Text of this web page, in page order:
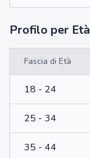
Profilo per Età
Fascia di Età
18 - 24
25 - 34
35 - 44